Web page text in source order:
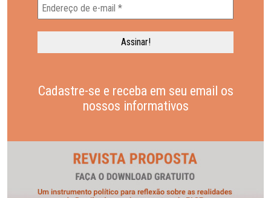
Cadastre-se e receba em seu email os
nossos informativos